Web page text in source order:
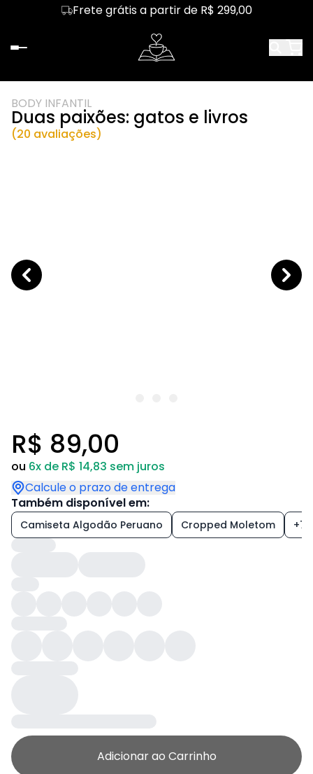
Frete grátis a partir de R$ 299,00
BODY INFANTIL
Duas paixões: gatos e livros
(20 avaliações)
R$ 89,00
ou 6x de R$ 14,83 sem juros
Calcule o prazo de entrega
Também disponível em:
Camiseta Algodão Peruano Cropped Moletom +7
Adicionar ao Carrinho